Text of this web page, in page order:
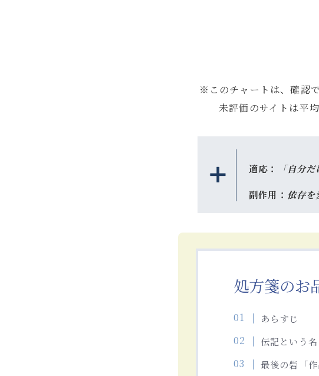
※このチャートは、確認
未評価のサイトは平
適応：
「自分
副作用： 依存を
処方箋のお
あらすじ
伝記という名
最後の砦「